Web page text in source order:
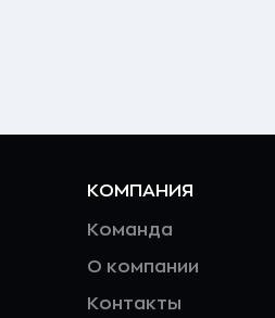
КОМПАНИЯ
Команда
О компании
Контакты